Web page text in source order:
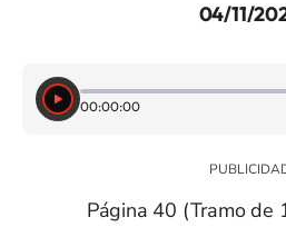
04/11/
00:00:00
Página 40 (Tramo de